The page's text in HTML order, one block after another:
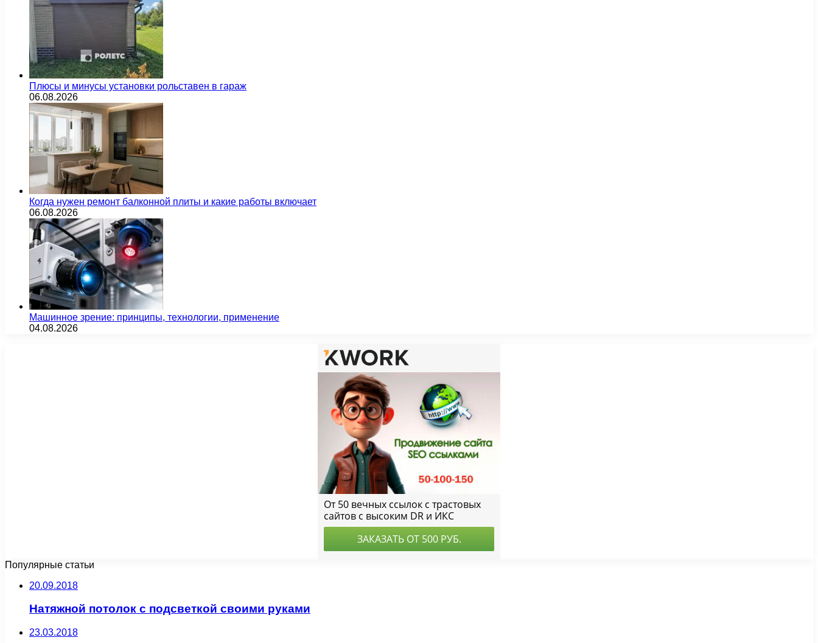
Плюсы и минусы установки рольставен в гараж
06.08.2026
Когда нужен ремонт балконной плиты и какие работы включает
06.08.2026
Машинное зрение: принципы, технологии, применение
04.08.2026
Популярные статьи
20.09.2018
Натяжной потолок с подсветкой своими руками
23.03.2018